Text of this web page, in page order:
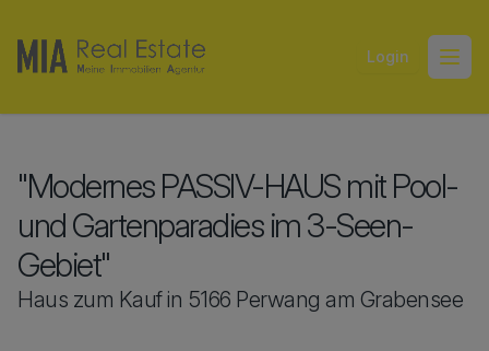
Login
"Modernes PASSIV-HAUS mit Pool-
und Gartenparadies im 3-Seen-
Gebiet"
Haus zum Kauf in 5166 Perwang am Grabensee